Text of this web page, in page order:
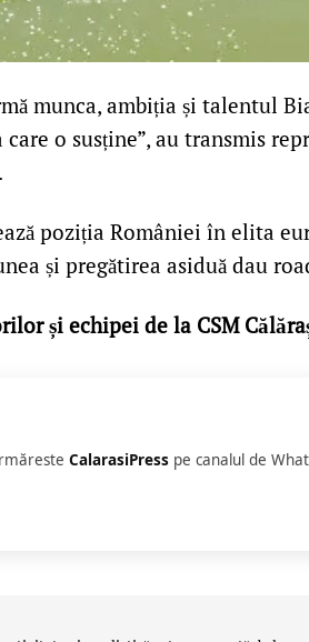
munca, ambiția și talentul
o susține”, au transmis
.
poziția României în elita
și pregătirea asiduă dau
și echipei de la CSM
CalarasiPress pe canalul de